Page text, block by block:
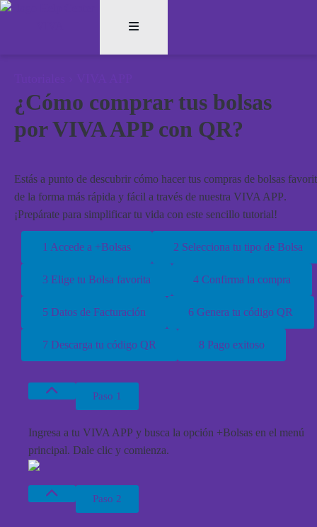
¿Cómo comprar tus bolsas
por VIVA APP con QR?
Estás a punto de descubrir cómo hacer tus compras de bolsas
de la forma más rápida y fácil a través de nuestra VIVA APP.
¡Prepárate para simplificar tu vida con este sencillo tutorial!
1 Accede a +Bolsas 2 Selecciona tu tipo de Bolsa
3 Elige tu Bolsa favorita 4 Confirma la compra
5 Datos de Facturación 6 Genera tu código QR
7 Descarga tu código QR 8 Pago exitoso
Paso 1
Ingresa a tu VIVA APP y busca la opción +Bolsas en el menú
principal. Dale clic y comienza.
Paso 2